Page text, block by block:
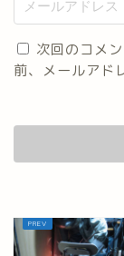
次回のコメ
前、メールアド